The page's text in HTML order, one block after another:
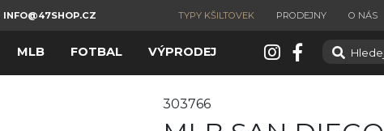
INFO@47SHOP.CZ TYPY KŠILTOVEK PRODEJNY O NÁS
MLB FOTBAL VÝPRODEJ
303766